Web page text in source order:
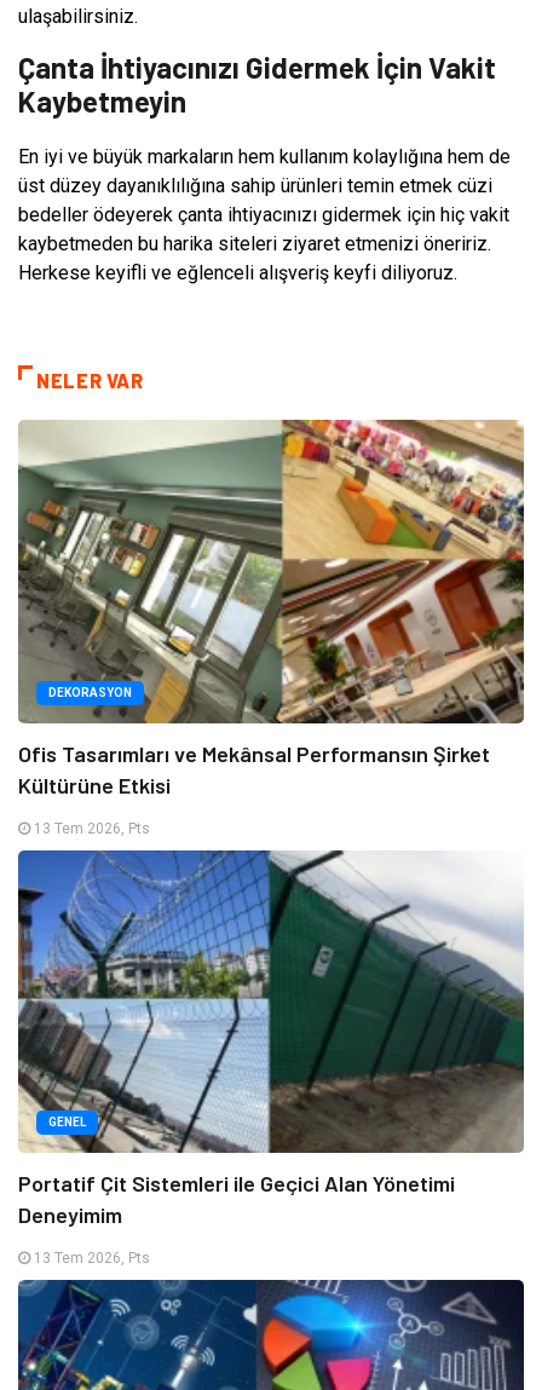
ulaşabilirsiniz.
Çanta İhtiyacınızı Gidermek İçin Vakit
Kaybetmeyin
En iyi ve büyük markaların hem kullanım kolaylığına hem de
üst düzey dayanıklılığına sahip ürünleri temin etmek cüzi
bedeller ödeyerek çanta ihtiyacınızı gidermek için hiç vakit
kaybetmeden bu harika siteleri ziyaret etmenizi öneririz.
Herkese keyifli ve eğlenceli alışveriş keyfi diliyoruz.
NELER VAR
DEKORASYON
Ofis Tasarımları ve Mekânsal Performansın Şirket
Kültürüne Etkisi
13 Tem 2026, Pts
GENEL
Portatif Çit Sistemleri ile Geçici Alan Yönetimi
Deneyimim
13 Tem 2026, Pts